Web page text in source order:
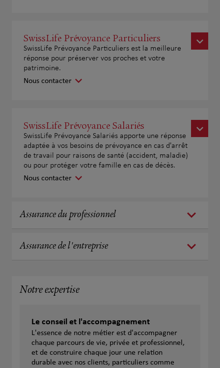
SwissLife Prévoyance Particuliers
SwissLife Prévoyance Particuliers est la meilleure
réponse pour préserver vos proches et votre
patrimoine.
Nous contacter
SwissLife Prévoyance Salariés
SwissLife Prévoyance Salariés apporte une réponse
adaptée à vos besoins de prévoyance en cas d'arrêt
de travail pour raisons de santé (accident, maladie)
ou pour protéger votre famille en cas de décès.
Nous contacter
Assurance du professionnel
Assurance de l'entreprise
Notre expertise
Le conseil et l'accompagnement
L'essence de notre métier est d'accompagner
chaque parcours de vie, privée et professionnel,
et de construire chaque jour une relation
durable avec nos clients, particuliers comme